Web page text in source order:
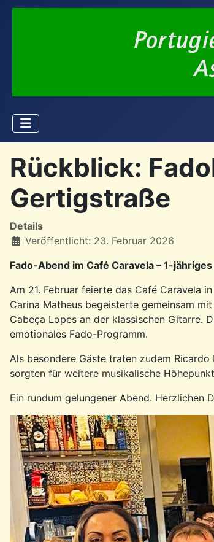
Rückblick:
Gertigstraße
Details
Veröffentlicht: 23. Februar 2026
Fado-Abend im Café Caravela – 1-
Am 21. Februar feierte das Café Caravela
Carina Matheus begeisterte gemeinsam
Cabeça Lopes an der klassischen Gitarre.
emotionales Fado-Programm.
Als besondere Gäste traten zudem
sorgten für weitere musikalische
Ein rundum gelungener Abend. Herzlichen